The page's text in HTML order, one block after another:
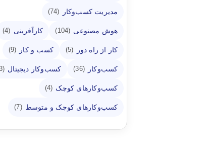
مدیریت کسب‌وکار (74)
هوش مصنوعی (104) کارآفرینی (4)
کار از راه دور (5) کسب و کار (9)
کسب‌وکار (36) کسب‌وکار دیجیتال (13)
کسب‌وکارهای کوچک (4)
کسب‌وکارهای کوچک و متوسط (7)